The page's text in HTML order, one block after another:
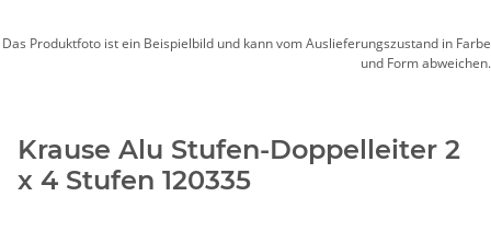
Das Produktfoto ist ein Beispielbild und kann vom Auslieferungszustand in Farbe
und Form abweichen.
Krause Alu Stufen-Doppelleiter 2
x 4 Stufen 120335